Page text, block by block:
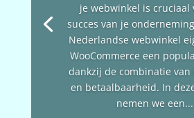
je webwinkel is cruciaal
succes van je
Nederlandse webwinkel
WooCommerce een
dankzij de combinatie
en betaalbaarheid. In
nemen we een...